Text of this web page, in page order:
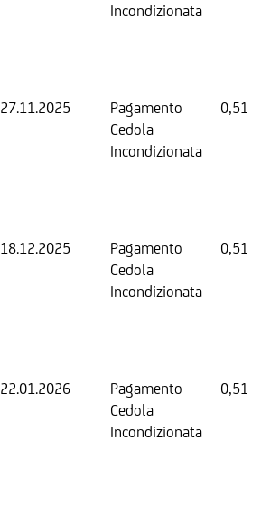
Incondizionata
27.11.2025
Pagamento
Cedola
Incondizionata
0,51
18.12.2025
Pagamento
Cedola
Incondizionata
0,51
22.01.2026
Pagamento
Cedola
Incondizionata
0,51